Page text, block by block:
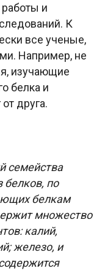
и
К
все ученые,
Например, не
изучающие
белка и
друга.
семейства
белков, по
белкам
множество
калий,
железо, и